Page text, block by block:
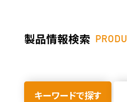
製品情報検索
キーワードで探す